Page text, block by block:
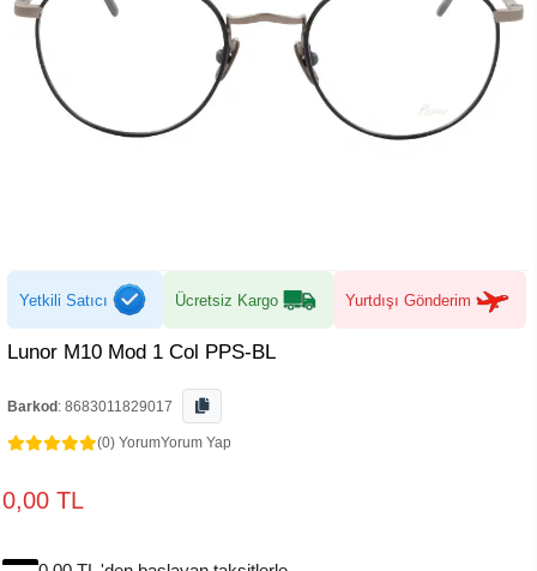
Yetkili Satıcı Ücretsiz Kargo Yurtdışı Gönderim
Lunor M10 Mod 1 Col PPS-BL
Barkod : 8683011829017
(0) YorumYorum Yap
0,00 TL